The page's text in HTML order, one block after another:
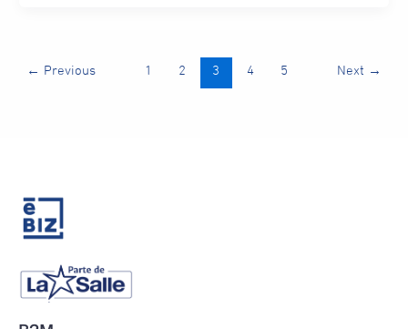
← Previous 1 2 3 4 5 Next →